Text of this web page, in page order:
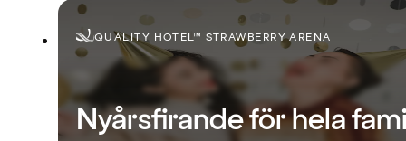
QUALITY HOTEL™ STRAWBERRY ARENA
Nyårsfirande för hela